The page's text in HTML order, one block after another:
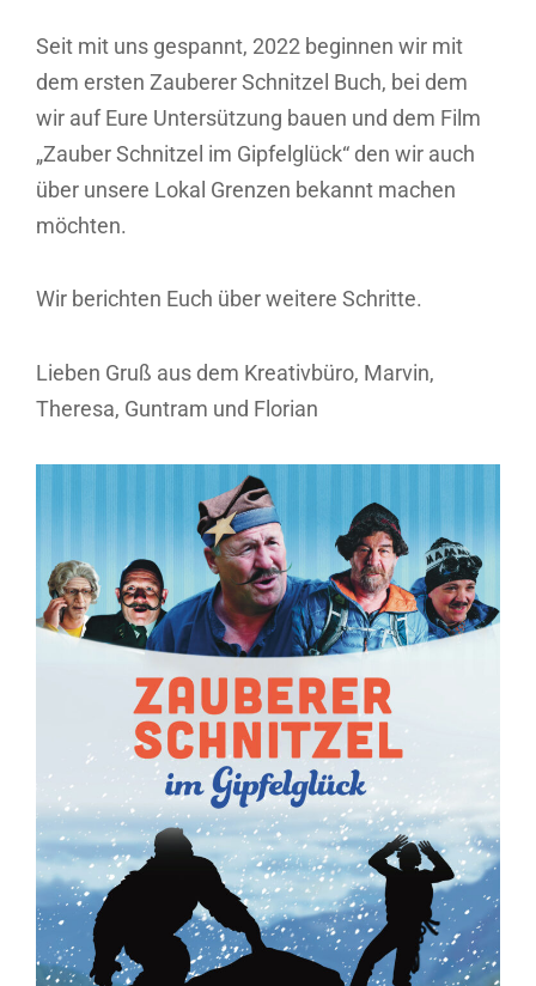
Seit mit uns gespannt, 2022 beginnen wir mit
dem ersten Zauberer Schnitzel Buch, bei dem
wir auf Eure Untersützung bauen und dem Film
„Zauber Schnitzel im Gipfelglück“ den wir auch
über unsere Lokal Grenzen bekannt machen
möchten.
Wir berichten Euch über weitere Schritte.
Lieben Gruß aus dem Kreativbüro, Marvin,
Theresa, Guntram und Florian